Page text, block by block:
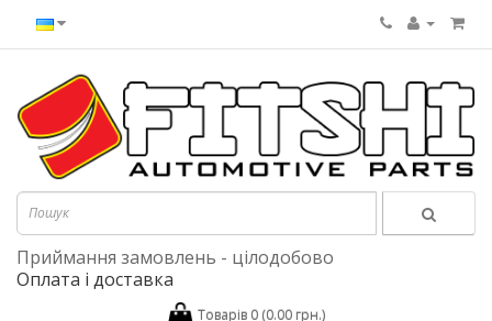
Приймання замовлень - цілодобово
Оплата і доставка
Товарів 0 (0.00 грн.)